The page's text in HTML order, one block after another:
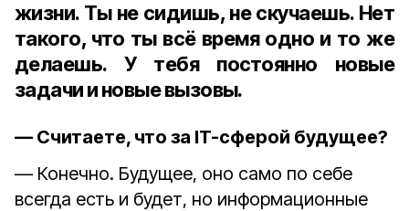
жизни. Ты не сидишь, не скучаешь. Нет
такого, что ты всё время одно и то же
делаешь. У тебя постоянно новые
задачи и новые вызовы.
— Считаете, что за IT-сферой будущее?
— Конечно. Будущее, оно само по себе
всегда есть и будет, но информационные